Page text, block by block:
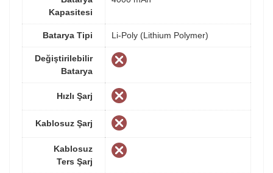
Kapasitesi
Batarya Tipi Li-Poly (Lithium Polymer)
Değiştirilebilir
Batarya
Hızlı Şarj
Kablosuz Şarj
Kablosuz
Ters Şarj